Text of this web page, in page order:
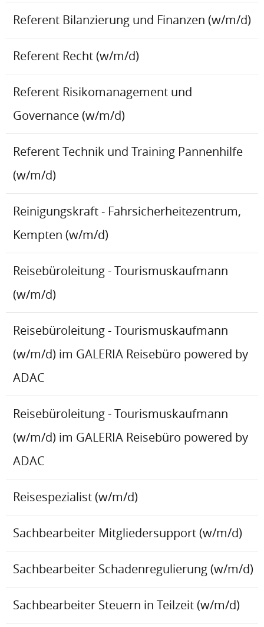
Referent Bilanzierung und Finanzen (w/m/d)
Referent Recht (w/m/d)
Referent Risikomanagement und
Governance (w/m/d)
Referent Technik und Training Pannenhilfe
(w/m/d)
Reinigungskraft - Fahrsicherheitezentrum,
Kempten (w/m/d)
Reisebüroleitung - Tourismuskaufmann
(w/m/d)
Reisebüroleitung - Tourismuskaufmann
(w/m/d) im GALERIA Reisebüro powered by
ADAC
Reisebüroleitung - Tourismuskaufmann
(w/m/d) im GALERIA Reisebüro powered by
ADAC
Reisespezialist (w/m/d)
Sachbearbeiter Mitgliedersupport (w/m/d)
Sachbearbeiter Schadenregulierung (w/m/d)
Sachbearbeiter Steuern in Teilzeit (w/m/d)